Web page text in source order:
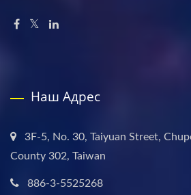
Наш Адрес
3F-5, No. 30, Taiyuan Street,
County 302, Taiwan
886-3-5525268